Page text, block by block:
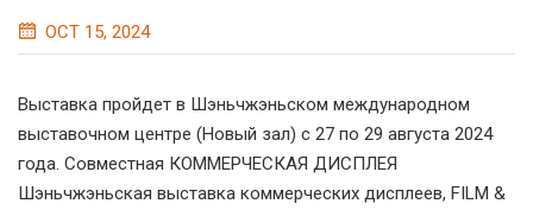
OCT 15, 2024
Выставка пройдет в Шэньчжэньском международном
выставочном центре (Новый зал) с 27 по 29 августа 2024
года. Совместная КОММЕРЧЕСКАЯ ДИСПЛЕЯ
Шэньчжэньская выставка коммерческих дисплеев, FILM &